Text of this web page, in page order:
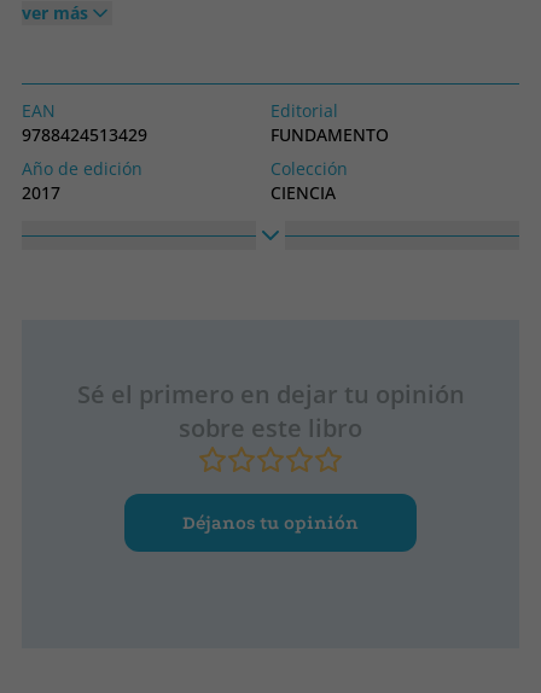
ver más
EAN
9788424513429
Editorial
FUNDAMENTO
Año de edición
2017
Colección
CIENCIA
Sé el primero en dejar tu opinión
sobre este libro
Déjanos tu opinión